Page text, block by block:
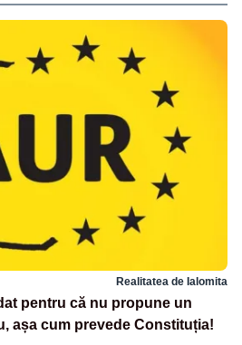
Realitatea de Ialomita
pentru că nu propune un
așa cum prevede Constituția!